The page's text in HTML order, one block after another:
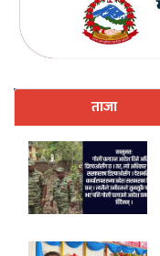
ताजा